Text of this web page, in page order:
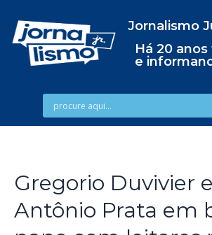
Jornalismo
Há 20
e
Gregorio Duvivier e
Antônio Prata em